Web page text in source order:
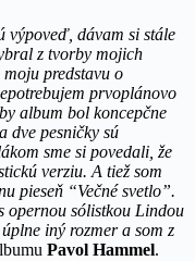
výpoveď, dávam si stále
z tvorby mojich
predstavu o
prvoplánovo
album bol koncepčne
dve pesničky sú
sme si povedali, že
verziu. A tiež som
pieseň “Večné svetlo”.
opernou sólistkou Lindou
iný rozmer a som z
Pavol Hammel.